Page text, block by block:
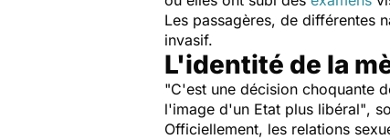
Les passagères, de différentes
invasif.
L'identité de la
"C'est une décision choquante
l'image d'un Etat plus libéral",
Officiellement, les relations